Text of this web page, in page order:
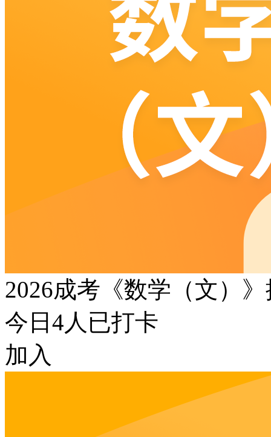
2026成考《数学（文）
今日 4人已打卡
加入